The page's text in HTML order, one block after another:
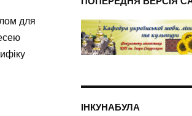
для
ІНКУНАБУЛА